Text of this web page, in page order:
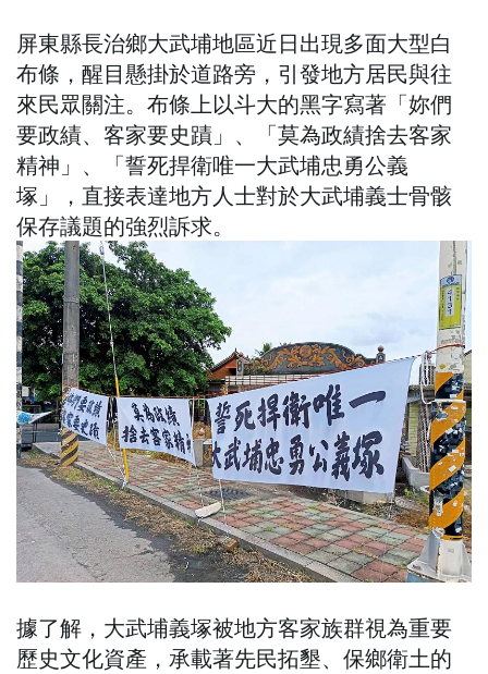
屏東縣長治鄉大武埔地區近日出現多面大型白
布條，醒目懸掛於道路旁，引發地方居民與往
來民眾關注。布條上以斗大的黑字寫著「妳們
要政績、客家要史蹟」、「莫為政績捨去客家
精神」、「誓死捍衛唯一大武埔忠勇公義
塚」，直接表達地方人士對於大武埔義士骨骸
保存議題的強烈訴求。
據了解，大武埔義塚被地方客家族群視為重要
歷史文化資產，承載著先民拓墾、保鄉衛土的